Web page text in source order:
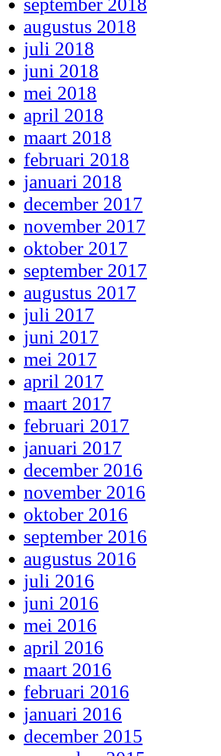
augustus 2018
juli 2018
juni 2018
mei 2018
april 2018
maart 2018
februari 2018
januari 2018
december 2017
november 2017
oktober 2017
september 2017
augustus 2017
juli 2017
juni 2017
mei 2017
april 2017
maart 2017
februari 2017
januari 2017
december 2016
november 2016
oktober 2016
september 2016
augustus 2016
juli 2016
juni 2016
mei 2016
april 2016
maart 2016
februari 2016
januari 2016
december 2015